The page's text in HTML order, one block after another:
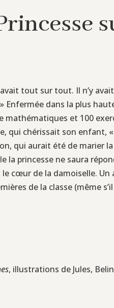
tout sur tout. Il n’y
Enfermée dans la plus
mathématiques et 100
chérissait son enfant,
qui aurait été de marier
princesse ne saura
cœur de la damoiselle.
de la classe (même
, illustrations de Jules,